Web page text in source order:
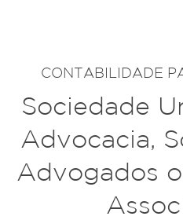
CONTABILIDADE
Sociedade
Advocacia,
Advogados